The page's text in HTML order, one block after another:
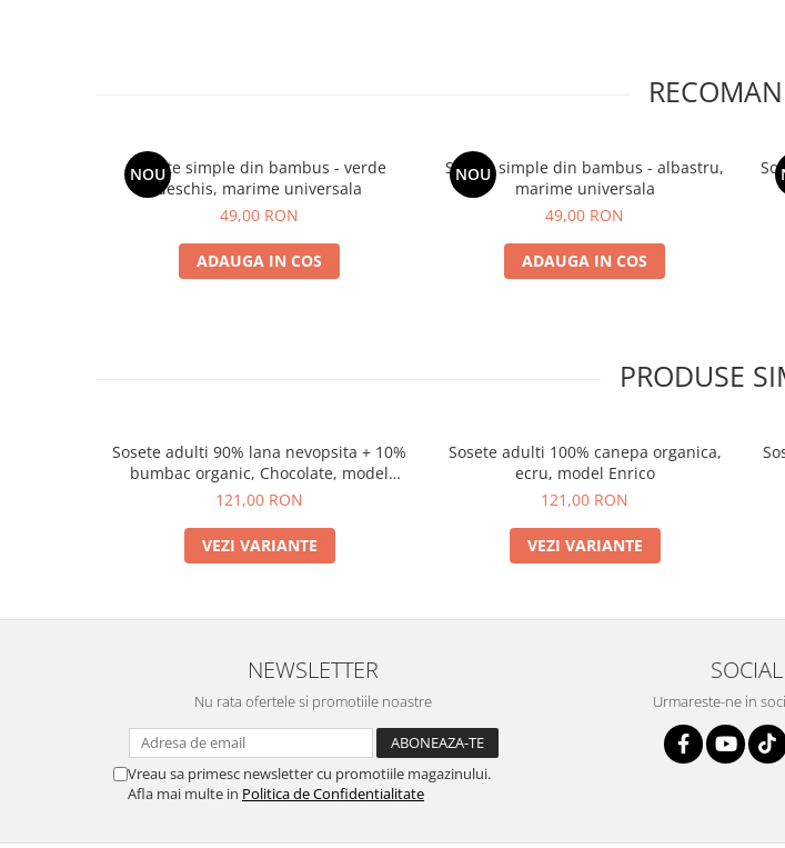
NOU
Sosete simple din bambus - verde
deschis, marime universala
49,00 RON
ADAUGA IN COS
NOU
Sosete simple din bambus - albastru,
marime universala
49,00 RON
ADAUGA IN COS
PRODUSE
Sosete adulti 90% lana nevopsita + 10%
bumbac organic, Chocolate, model
Andrea
121,00 RON
VEZI VARIANTE
Sosete adulti 100% canepa organica,
ecru, model Enrico
121,00 RON
VEZI VARIANTE
NEWSLETTER
Nu rata ofertele si promotiile noastre
Vreau sa primesc newsletter cu promotiile magazinului.
Afla mai multe in Politica de Confidentialitate
SOCIAL
Urmareste-ne in